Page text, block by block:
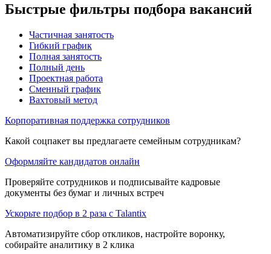
Быстрые фильтры подбора вакансий
Частичная занятость
Гибкий график
Полная занятость
Полный день
Проектная работа
Сменный график
Вахтовый метод
Корпоративная поддержка сотрудников
Какой соцпакет вы предлагаете семейным сотрудникам?
Оформляйте кандидатов онлайн
Проверяйте сотрудников и подписывайте кадровые
документы без бумаг и личных встреч
Ускорьте подбор в 2 раза с Talantix
Автоматизируйте сбор откликов, настройте воронку,
собирайте аналитику в 2 клика